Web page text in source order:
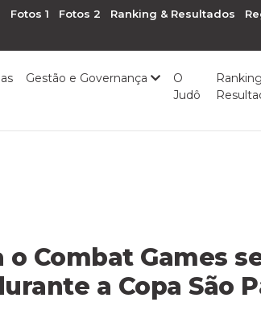
Fotos 1 Fotos 2 Ranking & Resultados
Gestão e Governança
O
Judô
Combat Games
a Copa São